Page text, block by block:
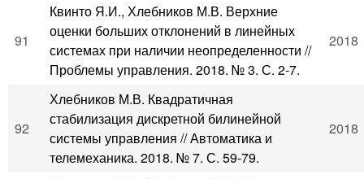
91
Квинто Я.И., Хлебников М.В. Верхние
оценки больших отклонений в линейных
системах при наличии неопределенности //
Проблемы управления. 2018. № 3. С. 2-7.
2018
92
Хлебников М.В. Квадратичная
стабилизация дискретной билинейной
системы управления // Автоматика и
телемеханика. 2018. № 7. С. 59-79.
2018